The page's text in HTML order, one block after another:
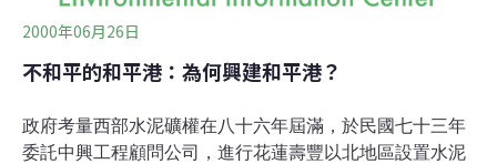
2000年06月26日
不和平的和平港：為何興建和平港？
政府考量西部水泥礦權在八十六年屆滿，於民國七十三年
委託中興工程顧問公司，進行花蓮壽豐以北地區設置水泥